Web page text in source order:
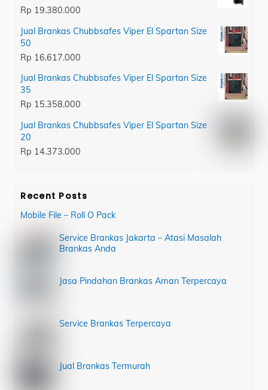
Rp 19.380.000
Jual Brankas Chubbsafes Viper El Spartan Size
50
Rp 16.617.000
Jual Brankas Chubbsafes Viper El Spartan Size
35
Rp 15.358.000
Jual Brankas Chubbsafes Viper El Spartan Size
20
Rp 14.373.000
Recent Posts
Mobile File – Roll O Pack
Service Brankas Jakarta – Atasi Masalah
Brankas Anda
Jasa Pindahan Brankas Aman Terpercaya
Service Brankas Terpercaya
Jual Brankas Termurah